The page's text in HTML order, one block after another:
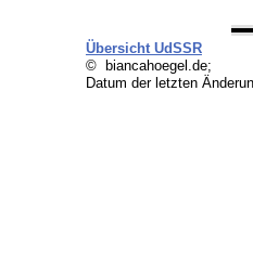
Übersicht UdSSR
© biancahoegel.de;
Datum der letzten